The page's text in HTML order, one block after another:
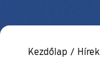
Kezdőlap / Hírek